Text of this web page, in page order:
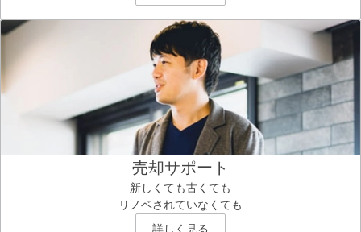
売却サポート
新しくても古くても
リノベされていなくても
詳しく見る